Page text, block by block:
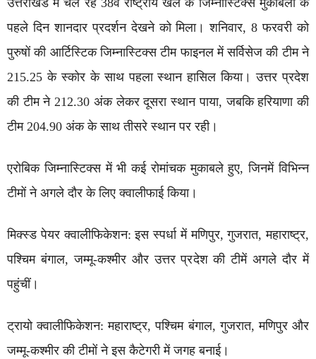
पहले दिन शानदार प्रदर्शन देखने को मिला। शनिवार, 8 फरवरी को
पुरुषों की आर्टिस्टिक जिम्नास्टिक्स टीम फाइनल में सर्विसेज की टीम ने
215.25 के स्कोर के साथ पहला स्थान हासिल किया। उत्तर प्रदेश
की टीम ने 212.30 अंक लेकर दूसरा स्थान पाया, जबकि हरियाणा की
टीम 204.90 अंक के साथ तीसरे स्थान पर रही।
एरोबिक जिम्नास्टिक्स में भी कई रोमांचक मुकाबले हुए, जिनमें विभिन्न
टीमों ने अगले दौर के लिए क्वालीफाई किया।
मिक्स्ड पेयर क्वालीफिकेशन: इस स्पर्धा में मणिपुर, गुजरात, महाराष्ट्र,
पश्चिम बंगाल, जम्मू-कश्मीर और उत्तर प्रदेश की टीमें अगले दौर में
पहुंचीं।
ट्रायो क्वालीफिकेशन: महाराष्ट्र, पश्चिम बंगाल, गुजरात, मणिपुर और
जम्मू-कश्मीर की टीमों ने इस कैटेगरी में जगह बनाई।